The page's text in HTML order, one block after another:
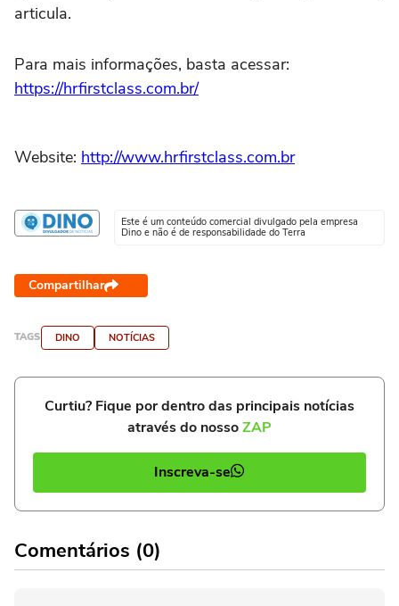
articula.
Para mais informações, basta acessar:
https://hrfirstclass.com.br/
Website: http://www.hrfirstclass.com.br
Este é um conteúdo comercial divulgado pela empresa
Dino e não é de responsabilidade do Terra
Compartilhar
TAGS DINO NOTÍCIAS
Curtiu? Fique por dentro das principais notícias
através do nossoZAP
Inscreva-se
Comentários (0)